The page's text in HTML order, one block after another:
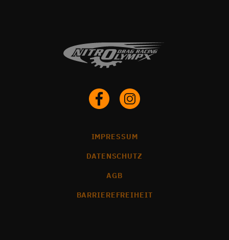
IMPRESSUM
DATENSCHUTZ
AGB
BARRIEREFREIHEIT